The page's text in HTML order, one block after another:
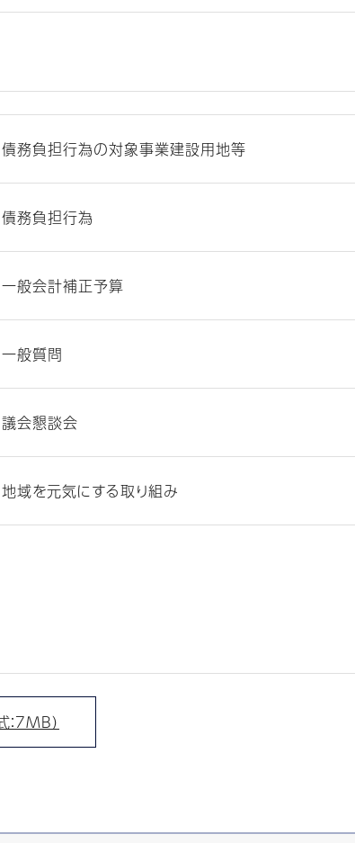
債務負担行為の対象事業建設用地等
債務負担行為
一般会計補正予算
一般質問
議会懇談会
地域を元気にする取り組み
7MB）